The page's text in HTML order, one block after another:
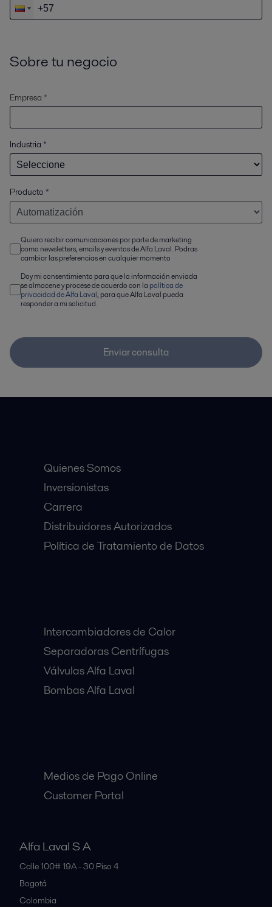
Sobre tu negocio
Empresa *
Industria *
Producto *
Quiero recibir comunicaciones por parte de marketing
como newsletters, emails y eventos de Alfa Laval. Podras
cambiar las preferencias en cualquier momento
Doy mi consentimiento para que la información enviada
se almacene y procese de acuerdo con la política de
privacidad de Alfa Laval, para que Alfa Laval pueda
responder a mi solicitud.
Enviar consulta
Quienes Somos
Inversionistas
Carrera
Distribuidores Autorizados
Política de Tratamiento de Datos
Intercambiadores de Calor
Separadoras Centrífugas
Válvulas Alfa Laval
Bombas Alfa Laval
Medios de Pago Online
Customer Portal
Alfa Laval S A
Calle 100# 19A - 30 Piso 4
Bogotá
Colombia